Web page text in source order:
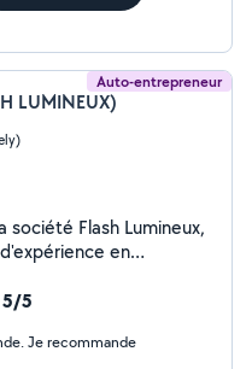
Auto-entrepreneur
LUMINEUX)
société Flash Lumineux,
en
5/5
Je recommande